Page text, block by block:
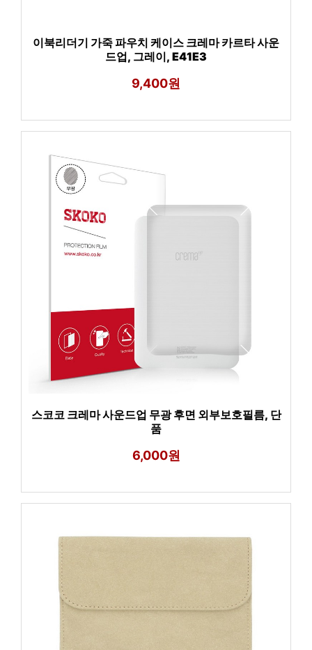
이북리더기 가죽 파우치 케이스 크레마 카르타 사운
드업, 그레이, E41E3
9,400원
스코코 크레마 사운드업 무광 후면 외부보호필름, 단
품
6,000원